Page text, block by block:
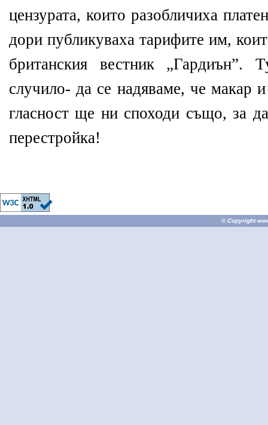
цензурата, които разобличиха
дори публикуваха тарифите им,
британския вестник
случило- да се надяваме, че макар
гласност ще ни споходи също, за
перестройка!
© Copyright